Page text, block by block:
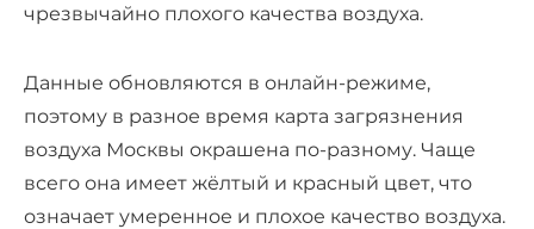
чрезвычайно плохого качества воздуха.
Данные обновляются в онлайн-режиме,
поэтому в разное время карта загрязнения
воздуха Москвы окрашена по-разному. Чаще
всего она имеет жёлтый и красный цвет, что
означает умеренное и плохое качество воздуха.